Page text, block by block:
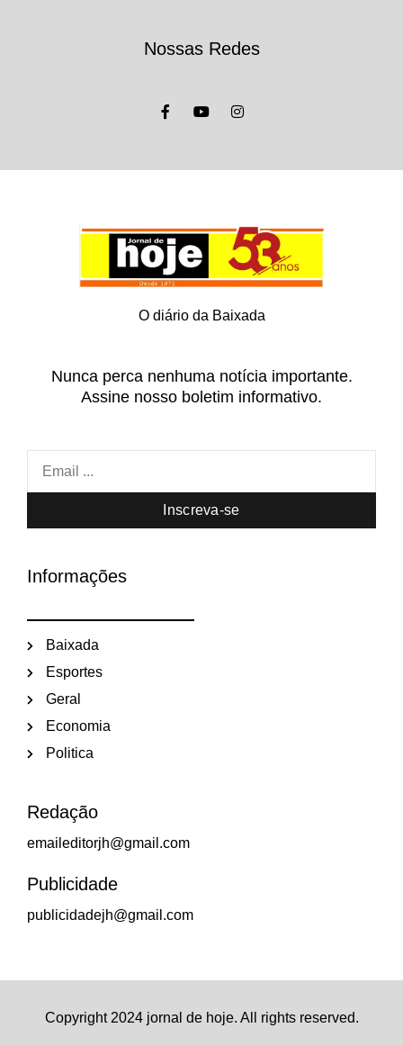
Nossas Redes
O diário da Baixada
Nunca perca nenhuma notícia importante.
Assine nosso boletim informativo.
Inscreva-se
Informações
Baixada
Esportes
Geral
Economia
Politica
Redação
emaileditorjh@gmail.com
Publicidade
publicidadejh@gmail.com
Copyright 2024 jornal de hoje. All rights reserved.